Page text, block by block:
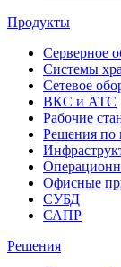
Продукты
Серверное
Системы
Сетевое
ВКС и АТС
Рабочие
Решения по
Офисные
СУБД
САПР
Решения